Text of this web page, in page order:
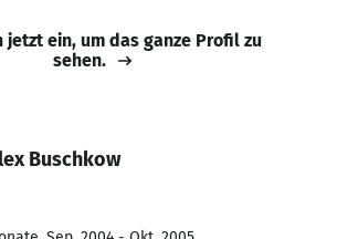
jetzt ein, um das ganze Profil zu
sehen.
Buschkow